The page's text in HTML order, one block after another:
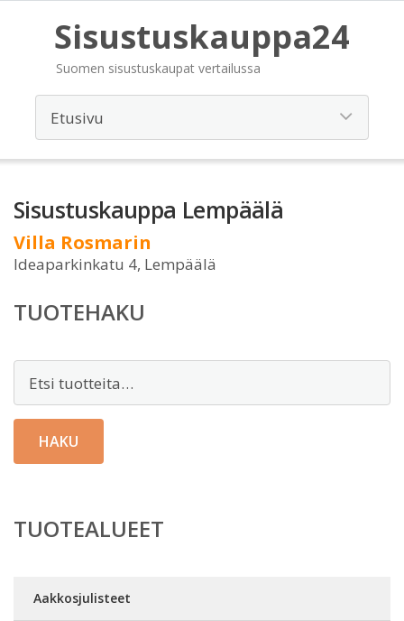
Sisustuskauppa24
Suomen sisustuskaupat vertailussa
Sisustuskauppa Lempäälä
Villa Rosmarin
Ideaparkinkatu 4, Lempäälä
TUOTEHAKU
HAKU
TUOTEALUEET
Aakkosjulisteet